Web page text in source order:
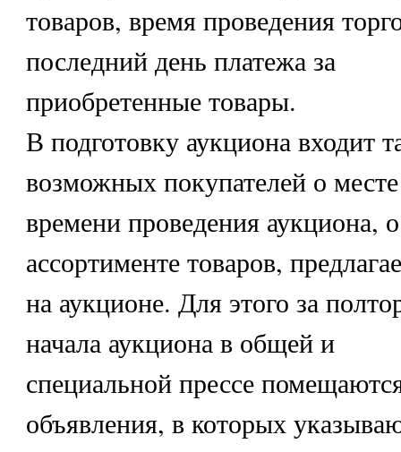
товаров, время проведения
последний день платежа за
приобретенные товары.
В подготовку аукциона входит
возможных покупателей о
времени проведения аукциона,
ассортименте товаров,
на аукционе. Для этого за
начала аукциона в общей и
специальной прессе
объявления, в которых